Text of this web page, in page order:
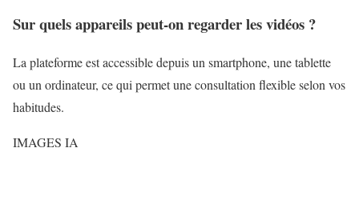
Sur quels appareils peut-on regarder les vidéos ?
La plateforme est accessible depuis un smartphone, une tablette
ou un ordinateur, ce qui permet une consultation flexible selon vos
habitudes.
IMAGES IA